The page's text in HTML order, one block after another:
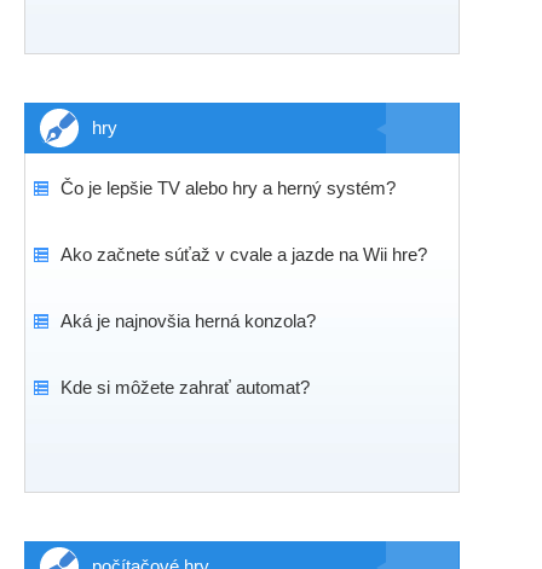
hry
Čo je lepšie TV alebo hry a herný systém?
Ako začnete súťaž v cvale a jazde na Wii hre?
Aká je najnovšia herná konzola?
Kde si môžete zahrať automat?